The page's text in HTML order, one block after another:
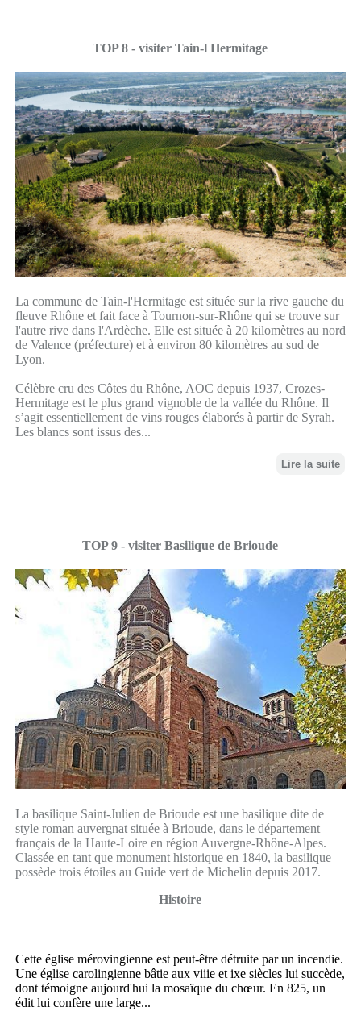
TOP 8 - visiter Tain-l Hermitage
La commune de Tain-l'Hermitage est située sur la rive gauche du
fleuve Rhône et fait face à Tournon-sur-Rhône qui se trouve sur
l'autre rive dans l'Ardèche. Elle est située à 20 kilomètres au nord
de Valence (préfecture) et à environ 80 kilomètres au sud de
Lyon.
Célèbre cru des Côtes du Rhône, AOC depuis 1937, Crozes-
Hermitage est le plus grand vignoble de la vallée du Rhône. Il
s’agit essentiellement de vins rouges élaborés à partir de Syrah.
Les blancs sont issus des...
Lire la suite
TOP 9 - visiter Basilique de Brioude
La basilique Saint-Julien de Brioude est une basilique dite de
style roman auvergnat située à Brioude, dans le département
français de la Haute-Loire en région Auvergne-Rhône-Alpes.
Classée en tant que monument historique en 1840, la basilique
possède trois étoiles au Guide vert de Michelin depuis 2017.
Histoire
Cette église mérovingienne est peut-être détruite par un incendie.
Une église carolingienne bâtie aux viiie et ixe siècles lui succède,
dont témoigne aujourd'hui la mosaïque du chœur. En 825, un
édit lui confère une large...